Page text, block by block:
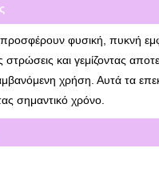
φυσική, πυκνή
και γεμίζοντας
χρήση. Αυτά τα
σημαντικό χρόνο.